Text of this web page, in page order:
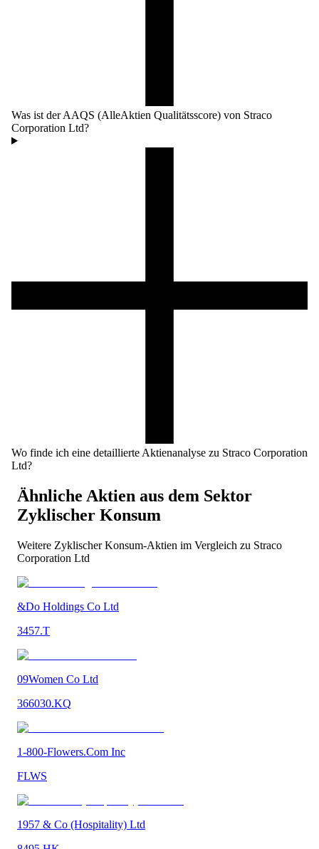
Was ist der AAQS (AlleAktien Qualitätsscore) von Straco
Corporation Ltd?
Wo finde ich eine detaillierte Aktienanalyse zu Straco Corporation
Ltd?
Ähnliche Aktien aus dem Sektor
Zyklischer Konsum
Weitere Zyklischer Konsum-Aktien im Vergleich zu Straco
Corporation Ltd
&Do Holdings Co Ltd
3457.T
09Women Co Ltd
366030.KQ
1-800-Flowers.Com Inc
FLWS
1957 & Co (Hospitality) Ltd